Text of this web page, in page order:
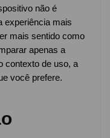
não é
experiência mais
mais sentido como
apenas a
contexto de uso, a
você prefere.